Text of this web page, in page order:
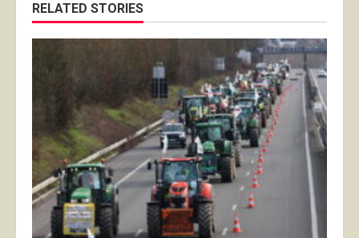
RELATED STORIES